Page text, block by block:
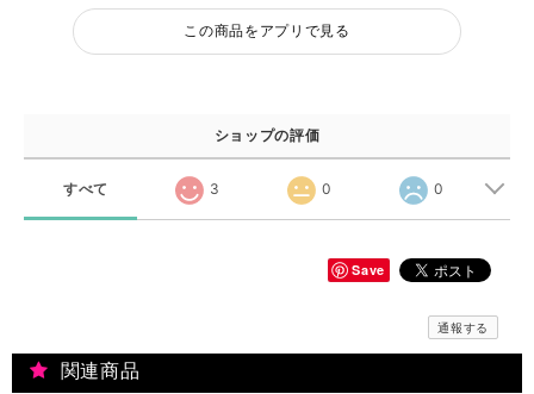
この商品をアプリで見る
ショップの評価
すべて 3 0 0
Save
通報する
関連商品